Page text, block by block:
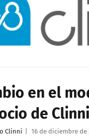
en el
de
Clinni 16 de diciembre de